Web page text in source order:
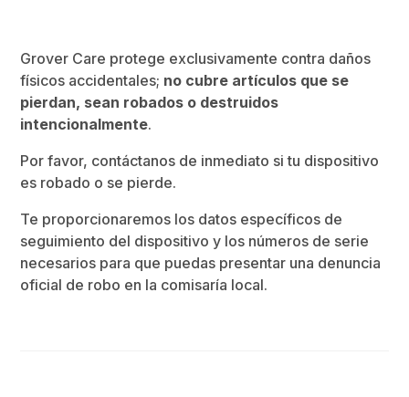
Grover Care protege exclusivamente contra daños
físicos accidentales; no cubre artículos que se
pierdan, sean robados o destruidos
intencionalmente.
Por favor, contáctanos de inmediato si tu dispositivo
es robado o se pierde.
Te proporcionaremos los datos específicos de
seguimiento del dispositivo y los números de serie
necesarios para que puedas presentar una denuncia
oficial de robo en la comisaría local.